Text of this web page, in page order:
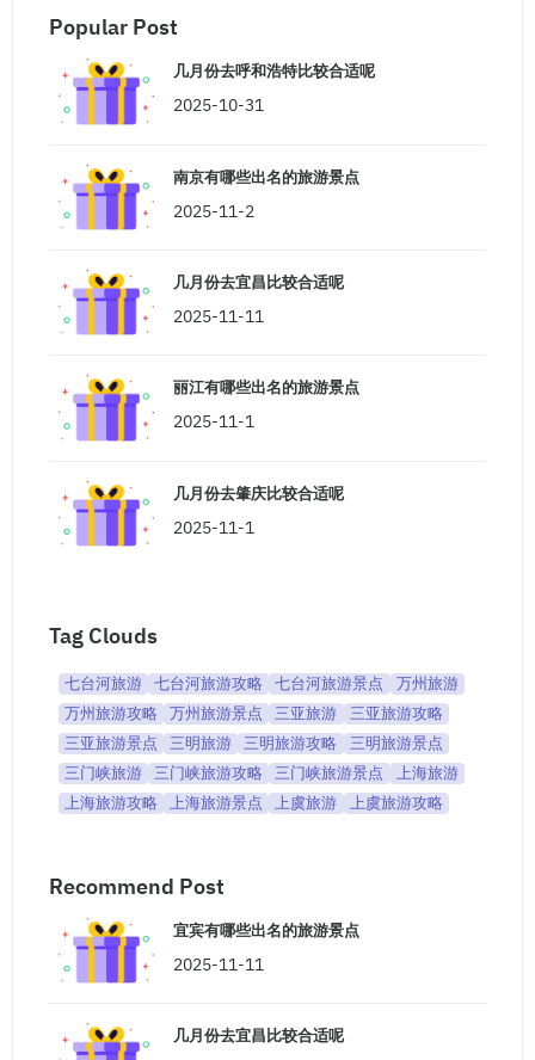
Popular Post
几月份去呼和浩特比较合适呢
2025-10-31
南京有哪些出名的旅游景点
2025-11-2
几月份去宜昌比较合适呢
2025-11-11
丽江有哪些出名的旅游景点
2025-11-1
几月份去肇庆比较合适呢
2025-11-1
Tag Clouds
七台河旅游 七台河旅游攻略 七台河旅游景点
万州旅游
万州旅游攻略
万州旅游景点 三亚旅游
三亚旅游攻略
三亚旅游景点
三明旅游 三明旅游攻略
三明旅游景点
三门峡旅游
三门峡旅游攻略 三门峡旅游景点
上海旅游
上海旅游攻略
上海旅游景点 上虞旅游 上虞旅游攻略
Recommend Post
宜宾有哪些出名的旅游景点
2025-11-11
几月份去宜昌比较合适呢